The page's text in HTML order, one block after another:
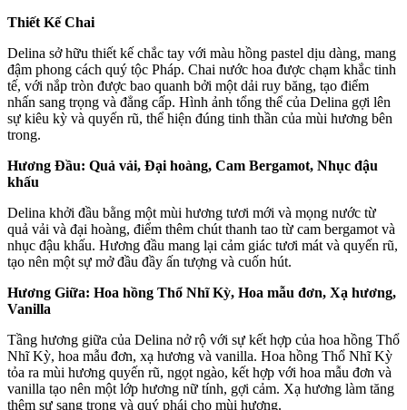
Thiết Kế Chai
Delina sở hữu thiết kế chắc tay với màu hồng pastel dịu dàng, mang
đậm phong cách quý tộc Pháp. Chai nước hoa được chạm khắc tinh
tế, với nắp tròn được bao quanh bởi một dải ruy băng, tạo điểm
nhấn sang trọng và đẳng cấp. Hình ảnh tổng thể của Delina gợi lên
sự kiêu kỳ và quyến rũ, thể hiện đúng tinh thần của mùi hương bên
trong.
Hương Đầu: Quả vải, Đại hoàng, Cam Bergamot, Nhục đậu
khấu
Delina khởi đầu bằng một mùi hương tươi mới và mọng nước từ
quả vải và đại hoàng, điểm thêm chút thanh tao từ cam bergamot và
nhục đậu khấu. Hương đầu mang lại cảm giác tươi mát và quyến rũ,
tạo nên một sự mở đầu đầy ấn tượng và cuốn hút.
Hương Giữa: Hoa hồng Thổ Nhĩ Kỳ, Hoa mẫu đơn, Xạ hương,
Vanilla
Tầng hương giữa của Delina nở rộ với sự kết hợp của hoa hồng Thổ
Nhĩ Kỳ, hoa mẫu đơn, xạ hương và vanilla. Hoa hồng Thổ Nhĩ Kỳ
tỏa ra mùi hương quyến rũ, ngọt ngào, kết hợp với hoa mẫu đơn và
vanilla tạo nên một lớp hương nữ tính, gợi cảm. Xạ hương làm tăng
thêm sự sang trọng và quý phái cho mùi hương.